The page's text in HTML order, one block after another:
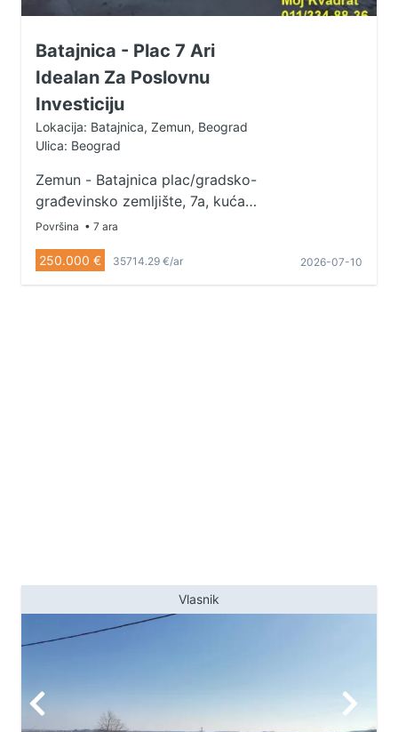
Batajnica - Plac 7 Ari
Idealan Za Poslovnu
Investiciju
Lokacija: Batajnica, Zemun, Beograd
Ulica: Beograd
Zemun - Batajnica plac/gradsko-
građevinsko zemljište, 7a, kuća
155m2 (terasa 10m2), parking,
ponudi gradsko građevinsko
zemljište, pri čemu veliki deo
Agent: Igor Bambić 063/20-99-33
Površina • 7 ara
250.000 € 35714.29 €/ar 2026-07-10
Vlasnik